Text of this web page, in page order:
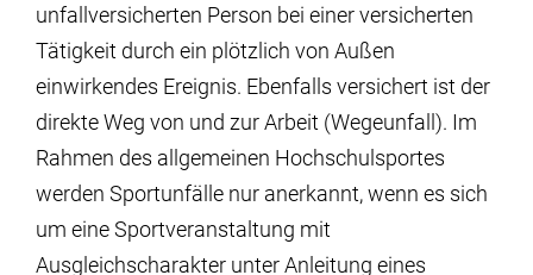
unfallversicherten Person bei einer versicherten
Tätigkeit durch ein plötzlich von Außen
einwirkendes Ereignis. Ebenfalls versichert ist der
direkte Weg von und zur Arbeit (Wegeunfall). Im
Rahmen des allgemeinen Hochschulsportes
werden Sportunfälle nur anerkannt, wenn es sich
um eine Sportveranstaltung mit
Ausgleichscharakter unter Anleitung eines